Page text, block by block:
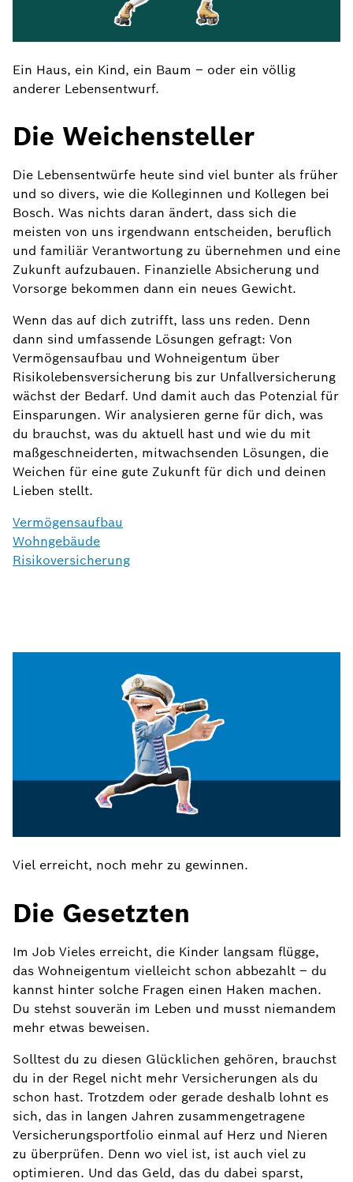
Ein Haus, ein Kind, ein Baum – oder ein völlig
anderer Lebensentwurf.
Die Weichensteller
Die Lebensentwürfe heute sind viel bunter als früher
und so divers, wie die Kolleginnen und Kollegen bei
Bosch. Was nichts daran ändert, dass sich die
meisten von uns irgendwann entscheiden, beruflich
und familiär Verantwortung zu übernehmen und eine
Zukunft aufzubauen. Finanzielle Absicherung und
Vorsorge bekommen dann ein neues Gewicht.
Wenn das auf dich zutrifft, lass uns reden. Denn
dann sind umfassende Lösungen gefragt: Von
Vermögensaufbau und Wohneigentum über
Risikolebensversicherung bis zur Unfallversicherung
wächst der Bedarf. Und damit auch das Potenzial für
Einsparungen. Wir analysieren gerne für dich, was
du brauchst, was du aktuell hast und wie du mit
maßgeschneiderten, mitwachsenden Lösungen, die
Weichen für eine gute Zukunft für dich und deinen
Lieben stellt.
Vermögensaufbau
Wohngebäude
Risikoversicherung
Viel erreicht, noch mehr zu gewinnen.
Die Gesetzten
Im Job Vieles erreicht, die Kinder langsam flügge,
das Wohneigentum vielleicht schon abbezahlt – du
kannst hinter solche Fragen einen Haken machen.
Du stehst souverän im Leben und musst niemandem
mehr etwas beweisen.
Solltest du zu diesen Glücklichen gehören, brauchst
du in der Regel nicht mehr Versicherungen als du
schon hast. Trotzdem oder gerade deshalb lohnt es
sich, das in langen Jahren zusammengetragene
Versicherungsportfolio einmal auf Herz und Nieren
zu überprüfen. Denn wo viel ist, ist auch viel zu
optimieren. Und das Geld, das du dabei sparst,